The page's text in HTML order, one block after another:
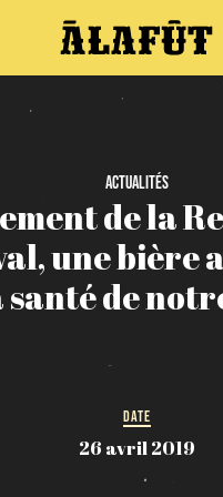
Actualités
dela
unebière
santéde
DATE
26 avril 2019